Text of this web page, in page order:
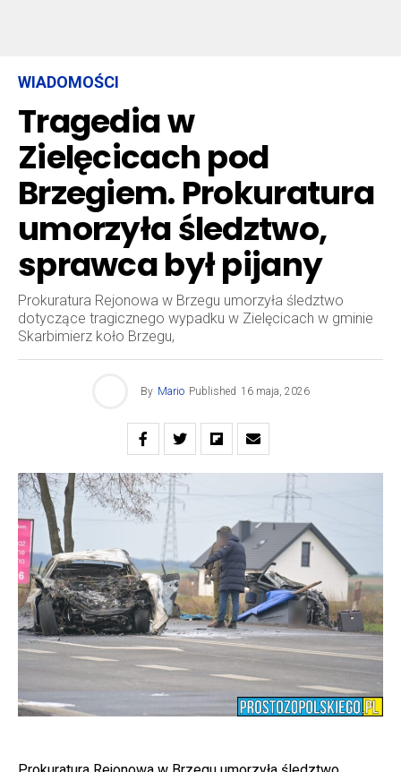
WIADOMOŚCI
Tragedia w
Zielęcicach pod
Brzegiem. Prokuratura
umorzyła śledztwo,
sprawca był pijany
Prokuratura Rejonowa w Brzegu umorzyła śledztwo
dotyczące tragicznego wypadku w Zielęcicach w gminie
Skarbimierz koło Brzegu,
By Mario Published 16 maja, 2026